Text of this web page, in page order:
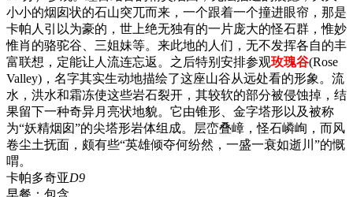
小小的烟囱状的石山突兀而来，一个跟着一个撞进眼帘，那是
卡帕人引以为豪的，世上绝无独有的一片庞大的怪石群，惟妙
惟肖的骆驼谷、三姐妹等。来此地的人们，无不发挥各自的丰
富联想，定能让人流连忘返。之后特别安排参观玫瑰谷(Rose
Valley)，名字其实生动地描绘了这座山谷从远处看的形象。流
水，洪水和霜冻使这些岩石裂开，其较软的部分被侵蚀掉，结
果留下一种奇异月亮状地貌。它由锥形、金字塔形以及被称
为“妖精烟囱”的尖塔形岩体组成。层峦叠嶂，怪石嶙峋，而风
卷尘土抚面，颇有些“英雄倾夺何纷然，一盛一衰如逝川”的慨
喟。
卡帕多奇亚D9
早餐： 包含